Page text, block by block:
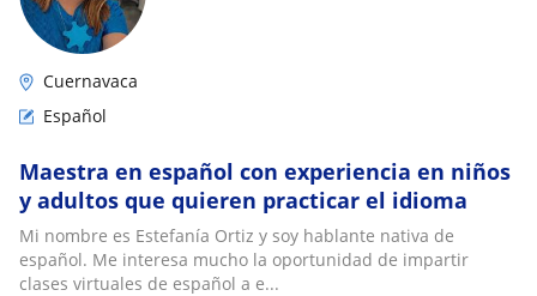
Cuernavaca
Español
Maestra en español con experiencia en niños
y adultos que quieren practicar el idioma
Mi nombre es Estefanía Ortiz y soy hablante nativa de
español. Me interesa mucho la oportunidad de impartir
clases virtuales de español a e...